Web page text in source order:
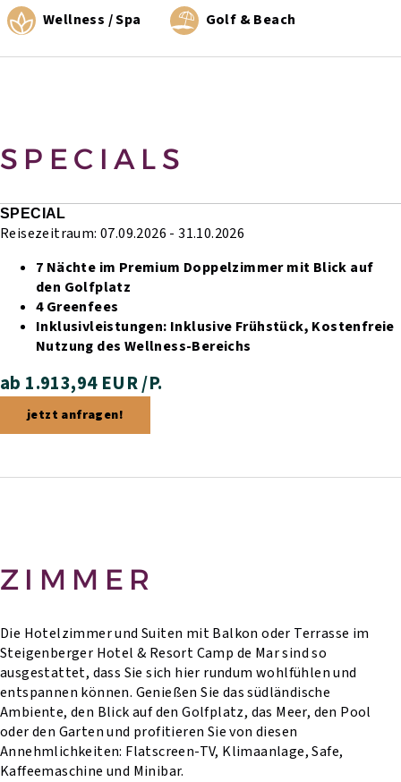
Wellness / Spa Golf & Beach
SPECIALS
SPECIAL
Reisezeitraum: 07.09.2026 - 31.10.2026
7 Nächte im Premium Doppelzimmer mit Blick auf
den Golfplatz
4 Greenfees
Inklusivleistungen: Inklusive Frühstück, Kostenfreie
Nutzung des Wellness-Bereichs
ab 1.913,94 EUR /P.
jetzt anfragen!
ZIMMER
Die Hotelzimmer und Suiten mit Balkon oder Terrasse im
Steigenberger Hotel & Resort Camp de Mar sind so
ausgestattet, dass Sie sich hier rundum wohlfühlen und
entspannen können. Genießen Sie das südländische
Ambiente, den Blick auf den Golfplatz, das Meer, den Pool
oder den Garten und profitieren Sie von diesen
Annehmlichkeiten: Flatscreen-TV, Klimaanlage, Safe,
Kaffeemaschine und Minibar.